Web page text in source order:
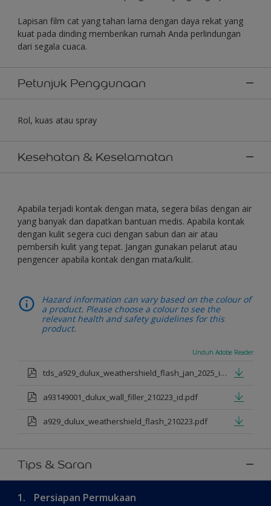
Lapisan film cat yang tahan lama dengan daya rekat yang
kuat pada dinding memberikan rumah Anda perlindungan
dari segala cuaca.
Petunjuk Penggunaan
Rol, kuas atau spray
Kesehatan & Keselamatan
Apabila terjadi kontak dengan mata, segera bilas dengan air
yang banyak dan dapatkan bantuan medis. Apabila kontak
dengan kulit segera cuci dengan sabun dan air atau
pembersih kulit yang tepat. Jangan gunakan pelarut atau
pengencer apabila kontak dengan mata/kulit.
Hazard information can vary based on the colour of
a product. Please choose a colour to see the
relevant health and safety guidelines for this
product.
Unduh Adobe Reader
tds_a929_dulux_weathershield_flash_jan_2025_id.pdf
a93149001_dulux_wall_filler_210223_id.pdf
a929_dulux_weathershield_flash_210223.pdf
Tips & Saran
1. Persiapan Permukaan